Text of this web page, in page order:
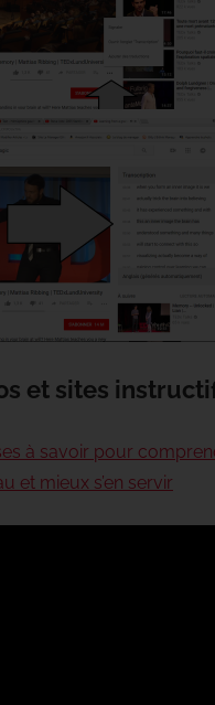
et sites
à savoir pour
et mieux s’en servir